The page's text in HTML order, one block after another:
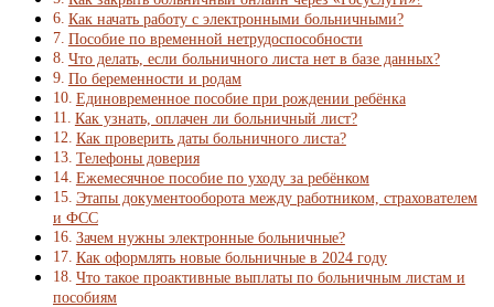
Как начать работу с электронными больничными?
Пособие по временной нетрудоспособности
Что делать, если больничного листа нет в базе данных?
По беременности и родам
Единовременное пособие при рождении ребёнка
Как узнать, оплачен ли больничный лист?
Как проверить даты больничного листа?
Телефоны доверия
Ежемесячное пособие по уходу за ребёнком
Этапы документооборота между работником, страхователем
и ФСС
Зачем нужны электронные больничные?
Как оформлять новые больничные в 2024 году
Что такое проактивные выплаты по больничным листам и
пособиям